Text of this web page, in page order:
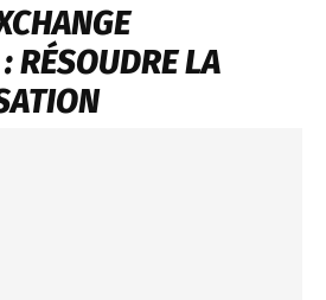
RÉSOUDRE LA